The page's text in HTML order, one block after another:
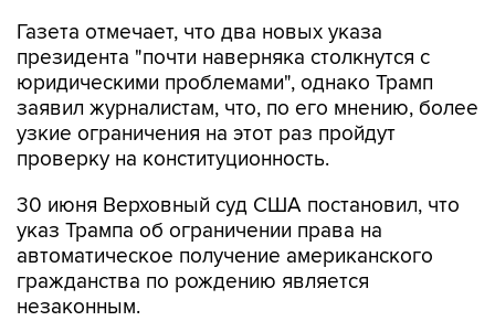
Газета отмечает, что два новых указа
президента "почти наверняка столкнутся с
юридическими проблемами", однако Трамп
заявил журналистам, что, по его мнению, более
узкие ограничения на этот раз пройдут
проверку на конституционность.
30 июня Верховный суд США постановил, что
указ Трампа об ограничении права на
автоматическое получение американского
гражданства по рождению является
незаконным.